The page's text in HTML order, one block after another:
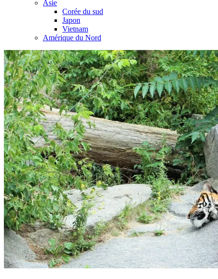
Asie
Corée du sud
Japon
Vietnam
Amérique du Nord